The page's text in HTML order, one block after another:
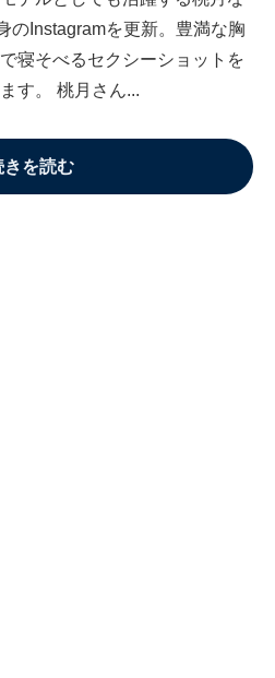
のInstagramを更新。豊満な胸
寝そべるセクシーショットを
す。 桃月さん...
きを読む